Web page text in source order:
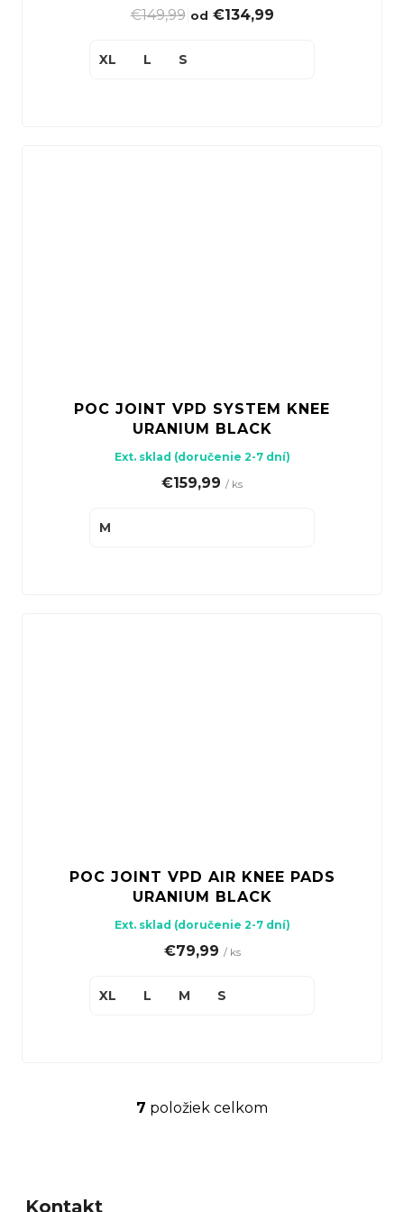
€149,99| od €134,99
XL L S
POC JOINT VPD SYSTEM KNEE
URANIUM BLACK
Ext. sklad (doručenie 2-7 dní)
€159,99 / ks
M
POC JOINT VPD AIR KNEE PADS
URANIUM BLACK
Ext. sklad (doručenie 2-7 dní)
€79,99 / ks
XL L M S
O
7 položiek celkom
Kontakt